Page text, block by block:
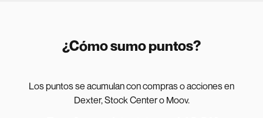
¿Cómo sumo puntos?
Los puntos se acumulan con compras o acciones en
Dexter, Stock Center o Moov.